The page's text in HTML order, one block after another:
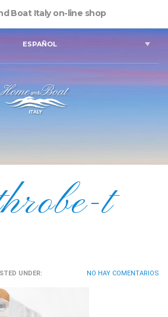
Boat Italy on-line shop
ESPAÑOL
t
UNDER: NO HAY COMENTARIOS